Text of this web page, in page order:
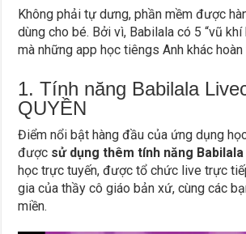
Không phải tự dưng, phần mềm được
dùng cho bé. Bởi vì, Babilala có 5 “vũ
mà những app học tiêngs Anh khác
1. Tính năng Babilala
QUYỀN
Điểm nổi bật hàng đầu của ứng dụng
được sử dụng thêm tính năng
học trực tuyến, được tổ chức live trực
gia của thầy cô giáo bản xứ, cùng các
miền.